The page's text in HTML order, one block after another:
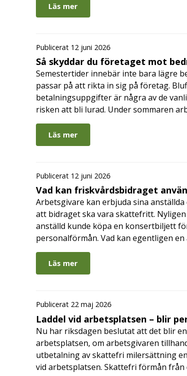
Läs mer
Publicerat 12 juni 2026
Så skyddar du företaget mot
Semestertider innebär inte bara lägre
passar på att rikta in sig på företag.
betalningsuppgifter är några av de
risken att bli lurad. Under sommaren
Läs mer
Publicerat 12 juni 2026
Vad kan friskvårdsbidraget
Arbetsgivare kan erbjuda sina
att bidraget ska vara skattefritt.
anställd kunde köpa en konsertbiljett
personalförmån. Vad kan egentligen
Läs mer
Publicerat 22 maj 2026
Laddel vid arbetsplatsen – blir
Nu har riksdagen beslutat att det blir
arbetsplatsen, om arbetsgivaren
utbetalning av skattefri milersättning
vid arbetsplatsen. Skattefri förmån från